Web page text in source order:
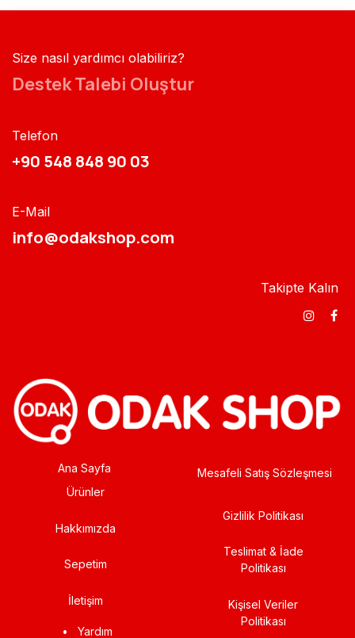
Size nasıl yardımcı olabiliriz?
Destek Talebi Oluştur
Telefon
+90 548 848 90 03​​
E-Mail
info@odakshop.com​
Takipte Kalın
Ana Sayfa
Ürünler
Hakkımızda
Sepetim
İletişim
• Yardım
Mesafeli Satış Sözleşmesi
Gizlilik Politikası
Teslimat & İade
Politikası
Kişisel Veriler
Politikası